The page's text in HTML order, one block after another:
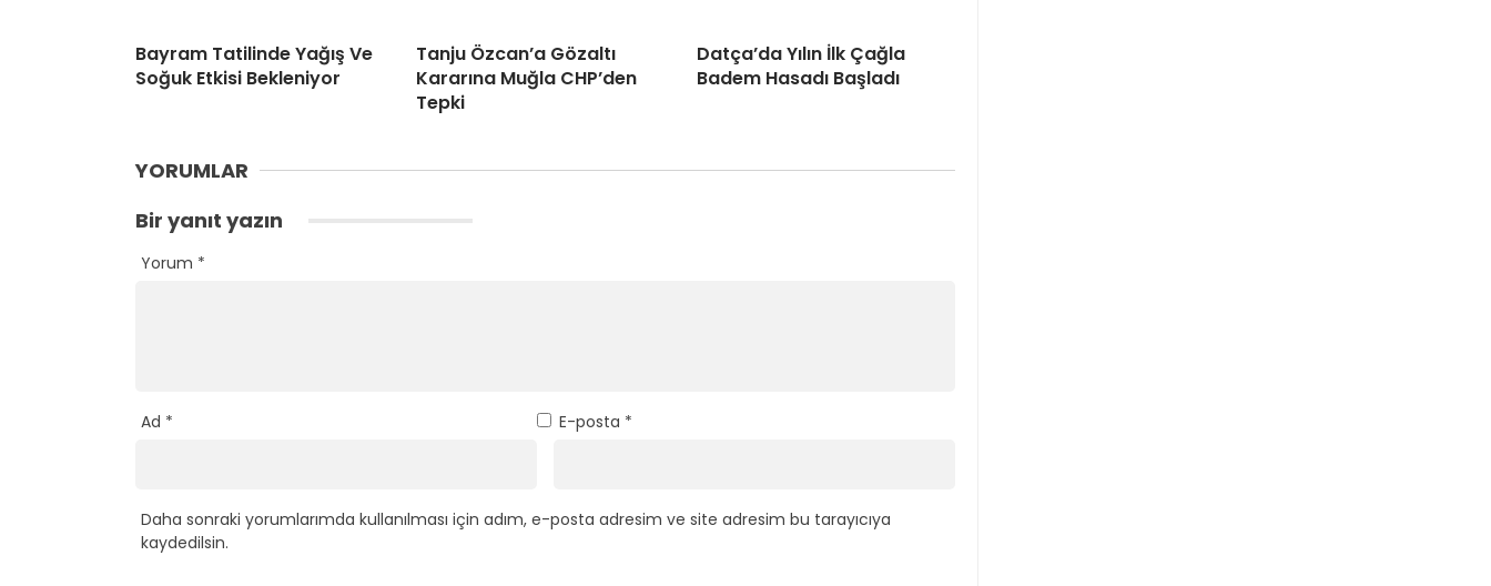
Bayram Tatilinde Yağış Ve
Soğuk Etkisi Bekleniyor
Tanju Özcan’a Gözaltı
Kararına Muğla CHP’den
Tepki
Datça’da Yılın İlk Çağla
Badem Hasadı Başladı
YORUMLAR
Bir yanıt yazın
Yorum *
Ad * E-posta *
Daha sonraki yorumlarımda kullanılması için adım, e-posta adresim ve site adresim bu tarayıcıya
kaydedilsin.